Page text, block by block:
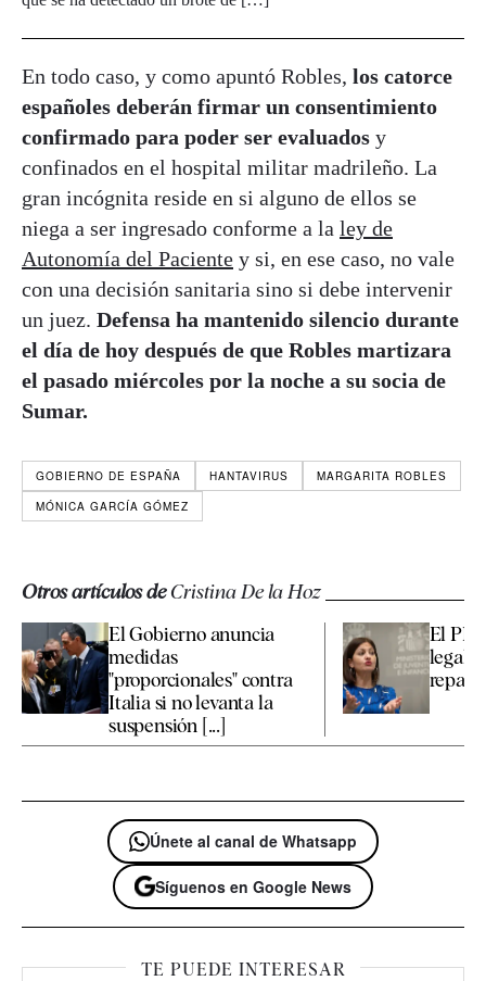
En todo caso, y como apuntó Robles, los catorce
españoles deberán firmar un consentimiento
confirmado para poder ser evaluados y
confinados en el hospital militar madrileño. La
gran incógnita reside en si alguno de ellos se
niega a ser ingresado conforme a la ley de
Autonomía del Paciente y si, en ese caso, no vale
con una decisión sanitaria sino si debe intervenir
un juez. Defensa ha mantenido silencio durante
el día de hoy después de que Robles martizara
el pasado miércoles por la noche a su socia de
Sumar.
GOBIERNO DE ESPAÑA HANTAVIRUS
MARGARITA ROBLES
MÓNICA GARCÍA GÓMEZ
Otros artículos deCristina De la Hoz
El Gobierno anuncia
medidas
"proporcionales" contra
Italia si no levanta la
suspensión [...]
El PP
Únete al canal de Whatsapp
Síguenos en Google News
TE PUEDE INTERESAR